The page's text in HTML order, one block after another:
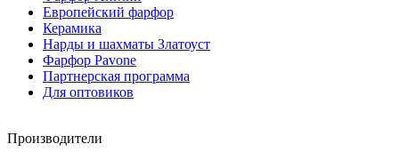
Европейский фарфор
Керамика
Нарды и шахматы Златоуст
Фарфор Pavone
Партнерская программа
Для оптовиков
Производители